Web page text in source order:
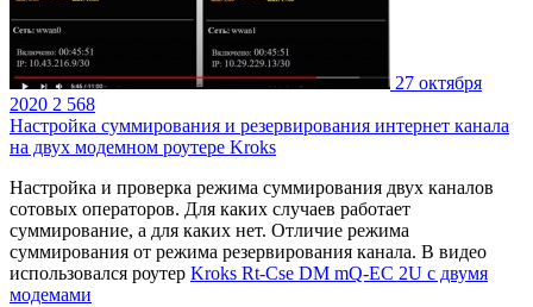
27 октября
2020 2 568
Настройка суммирования и резервирования интернет канала
на двух модемном роутере Kroks
Настройка и проверка режима суммирования двух каналов
сотовых операторов. Для каких случаев работает
суммирование, а для каких нет. Отличие режима
суммирования от режима резервирования канала. В видео
использовался роутер Kroks Rt-Cse DM mQ-EC 2U с двумя
модемами